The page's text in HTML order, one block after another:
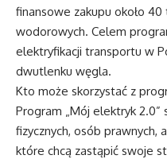
finansowe zakupu około
wodorowych. Celem
elektryfikacji transportu w
dwutlenku węgla.
Kto może skorzystać z
Program „Mój elektryk
fizycznych, osób prawnych,
które chcą zastąpić swoje